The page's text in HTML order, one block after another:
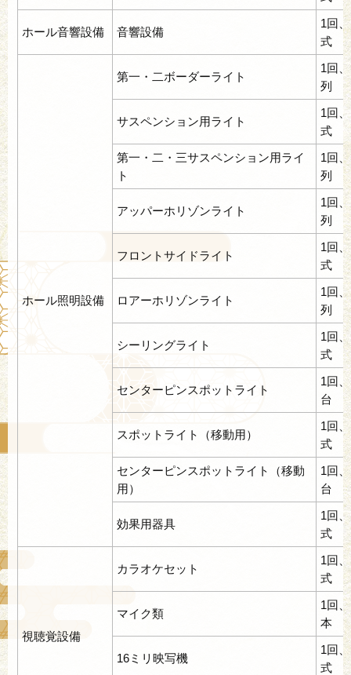
ホール音響設備 音響設備
1回
式
ホール照明設備
第一・二ボーダーライト
1回
列
サスペンション用ライト
1回
式
第一・二・三サスペンション用ライ
ト
1回
列
アッパーホリゾンライト
1回
列
フロントサイドライト
1回
式
ロアーホリゾンライト
1回
列
シーリングライト
1回
式
センターピンスポットライト
1回
台
スポットライト（移動用）
1回
式
センターピンスポットライト（移動
用）
1回
台
効果用器具
1回
式
視聴覚設備
カラオケセット
1回
式
マイク類
1回
本
16ミリ映写機
1回
式